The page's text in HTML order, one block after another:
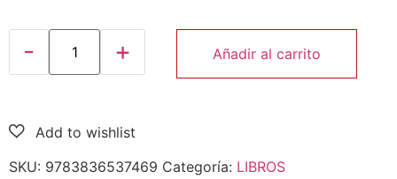
Añadir al carrito
SKU: 9783836537469 Categoría: LIBROS